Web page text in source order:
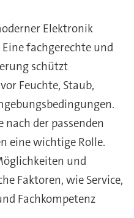
Elektronik
fachgerechte und
schützt
Feuchte, Staub,
nach der passenden
eine wichtige Rolle.
und
Faktoren, wie Service,
Fachkompetenz